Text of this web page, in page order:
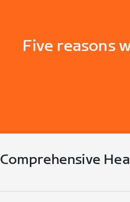
Five reasons
Comprehensive